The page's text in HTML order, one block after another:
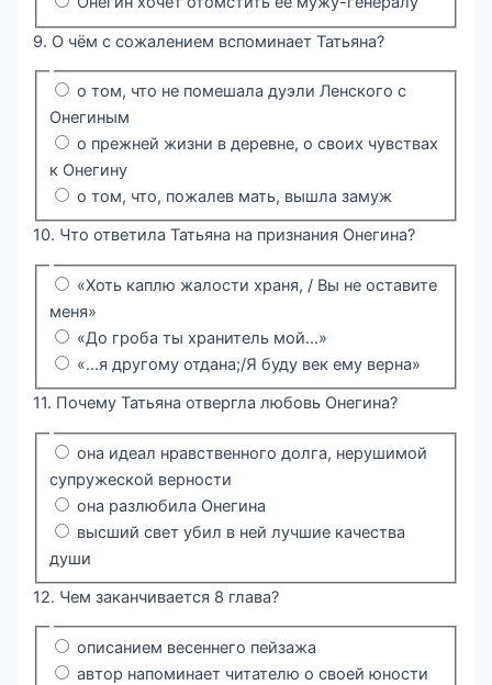
9. О чём с сожалением вспоминает Татьяна?
о том, что не помешала дуэли Ленского с
Онегиным
о прежней жизни в деревне, о своих чувствах
к Онегину
о том, что, пожалев мать, вышла замуж
10. Что ответила Татьяна на признания Онегина?
«Хоть каплю жалости храня, / Вы не оставите
меня»
«До гроба ты хранитель мой...»
«...я другому отдана;/Я буду век ему верна»
11. Почему Татьяна отвергла любовь Онегина?
она идеал нравственного долга, нерушимой
супружеской верности
она разлюбила Онегина
высший свет убил в ней лучшие качества
души
12. Чем заканчивается 8 глава?
описанием весеннего пейзажа
автор напоминает читателю о своей юности